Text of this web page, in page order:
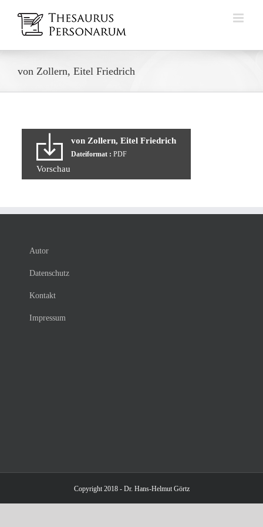
Inhalt
springen
von Zollern, Eitel Friedrich
von Zollern, Eitel Friedrich
Dateiformat : PDF
Vorschau
Autor
Datenschutz
Kontakt
Impressum
Copyright 2018 - Dr. Hans-Helmut Görtz